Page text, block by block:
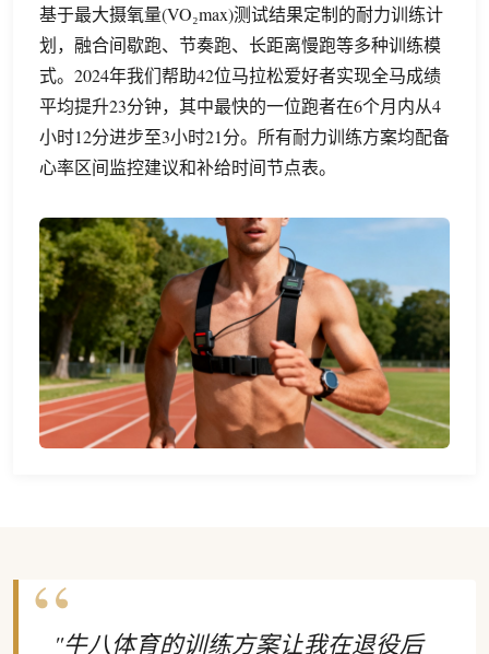
基于最大摄氧量(VO₂max)测试结果定制的耐力训练计
划，融合间歇跑、节奏跑、长距离慢跑等多种训练模
式。2024年我们帮助42位马拉松爱好者实现全马成绩
平均提升23分钟，其中最快的一位跑者在6个月内从4
小时12分进步至3小时21分。所有耐力训练方案均配备
心率区间监控建议和补给时间节点表。
"牛八体育的训练方案让我在退役后